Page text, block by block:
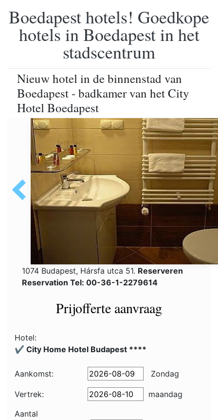
Boedapest hotels! Goedkope
hotels in Boedapest in het
stadscentrum
Nieuw hotel in de binnenstad van
Boedapest - badkamer van het City
Hotel Boedapest
1074 Budapest, Hársfa utca 51. Reserveren
Reservation Tel: 00-36-1-2279614
Prijofferte aanvraag
Hotel:
✔️ City Home Hotel Budapest ****
Aankomst: Zondag
Vertrek:
maandag
Aantal